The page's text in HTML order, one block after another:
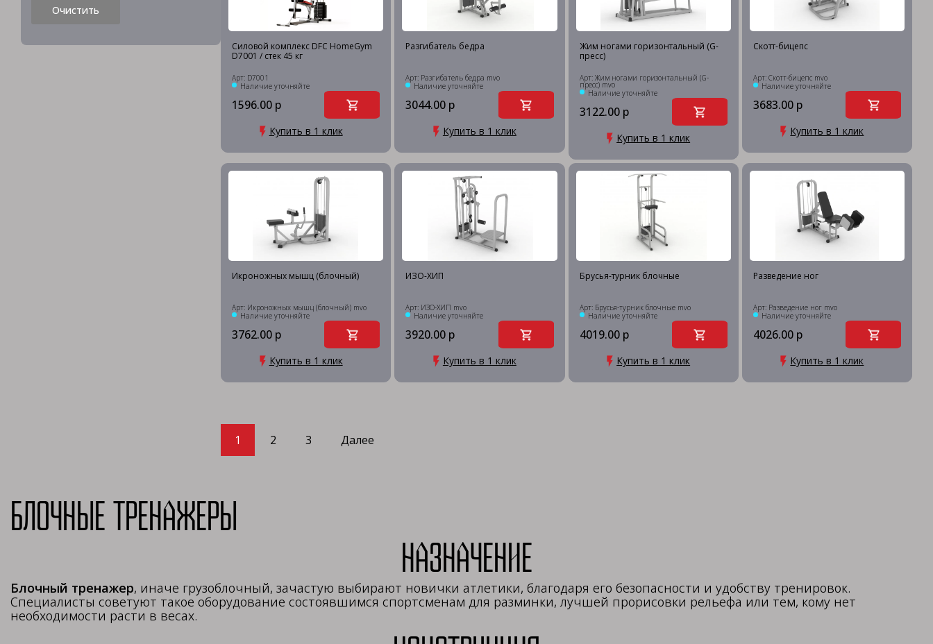
Очистить
Силовой комплекс DFC HomeGym
D7001 / стек 45 кг
Арт: D7001
Наличие уточняйте
1596.00 р
Купить в 1 клик
Разгибатель бедра
Арт: Разгибатель бедра mvo
Наличие уточняйте
3044.00 р
Купить в 1 клик
Жим ногами горизонтальный (G-
пресс)
Арт: Жим ногами горизонтальный (G-
пресс) mvo
Наличие уточняйте
3122.00 р
Купить в 1 клик
Скотт-бицепс
Арт: Скотт-бицепс mvo
Наличие уточняйте
3683.00 р
Купить в 1 клик
Икроножных мышц (блочный)
Арт: Икроножных мышц (блочный) mvo
Наличие уточняйте
3762.00 р
Купить в 1 клик
ИЗО-ХИП
Арт: ИЗО-ХИП mvo
Наличие уточняйте
3920.00 р
Купить в 1 клик
Брусья-турник блочные
Арт: Брусья-турник блочные mvo
Наличие уточняйте
4019.00 р
Купить в 1 клик
Разведение ног
Арт: Разведение ног mvo
Наличие уточняйте
4026.00 р
Купить в 1 клик
1 2 3 Далее
Блочные тренажеры
Назначение
Блочный тренажер, иначе грузоблочный, зачастую выбирают новички атлетики, благодаря его безопасности и удобству тренировок.
Специалисты советуют такое оборудование состоявшимся спортсменам для разминки, лучшей прорисовки рельефа или тем, кому нет
необходимости расти в весах.